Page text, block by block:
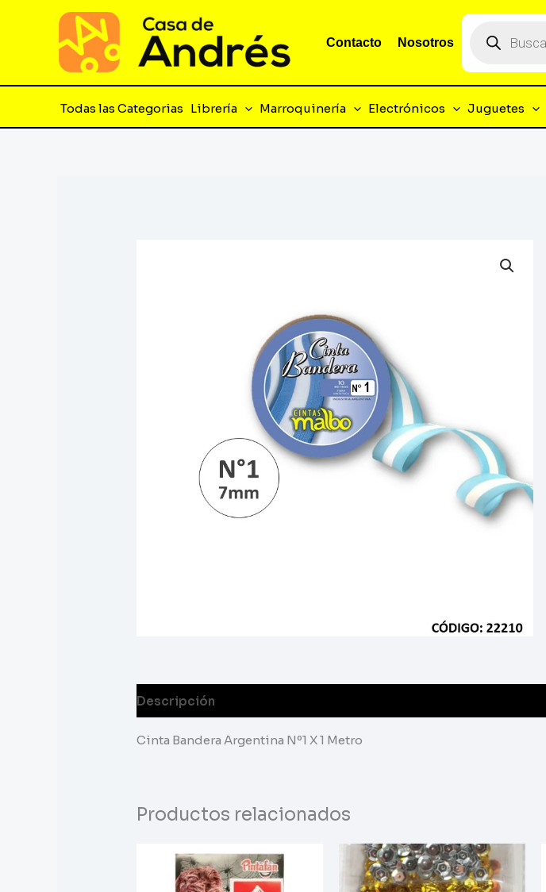
contenido
Contacto Nosotros
productos
Todas las Categorias Librería Marroquinería Electrónicos Juguetes
Descripción
Cinta Bandera Argentina Nº1 X 1 Metro
Productos relacionados